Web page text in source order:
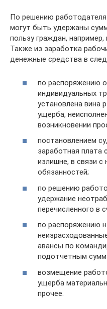
По решению
могут быть удержаны
пользу граждан,
Также из заработка
денежные средства в
по распоряжению
индивидуальных
установлена вина
ущерба,
возникновении
постановлением
заработная плата
излишне, в связи
обязанностей;
по решению
удержание
перечисленного в
по распоряжению
авансы по
подотчетным
возмещение
ущерба
прочее.